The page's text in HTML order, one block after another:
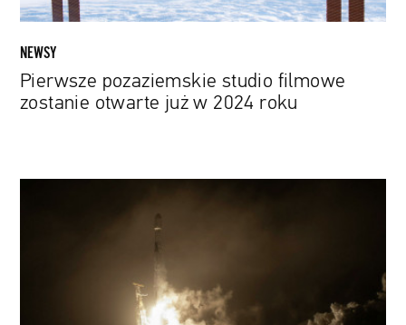
NEWSY
Pierwsze pozaziemskie studio filmowe
zostanie otwarte już w 2024 roku